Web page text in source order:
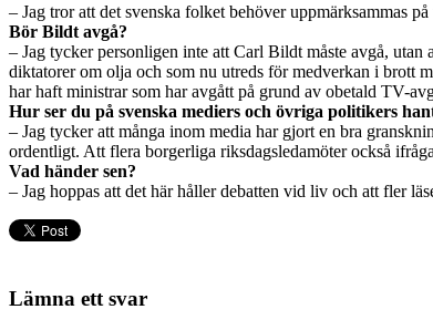
– Jag tror att det svenska folket behöver uppmärksammas
Bör Bildt avgå?
– Jag tycker personligen inte att Carl Bildt måste avgå,
diktatorer om olja och som nu utreds för medverkan i brott
har haft ministrar som har avgått på grund av obetald TV-
Hur ser du på svenska mediers och övriga politikers
– Jag tycker att många inom media har gjort en bra
ordentligt. Att flera borgerliga riksdagsledamöter också
Vad händer sen?
– Jag hoppas att det här håller debatten vid liv och att fler
Lämna ett svar